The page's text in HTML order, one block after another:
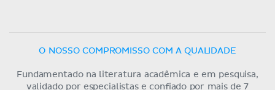
O NOSSO COMPROMISSO COM A QUALIDADE
Fundamentado na literatura acadêmica e em pesquisa,
validado por especialistas e confiado por mais de 7